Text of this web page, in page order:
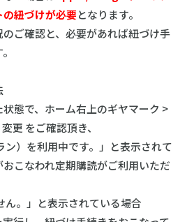
の紐づけが必要となります。
ご確認と、必要があれば紐づけ手
態で、ホーム右上のギヤマーク >
更 をご確認頂き、
ン）を利用中です。」と表示されて
こなわれ定期購読がご利用いただ
ん。」と表示されている場合